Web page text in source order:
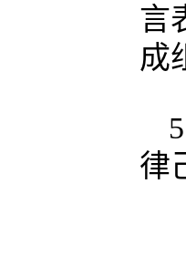
言
成
律